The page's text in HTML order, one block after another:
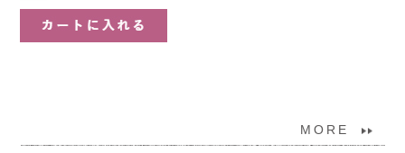
MORE